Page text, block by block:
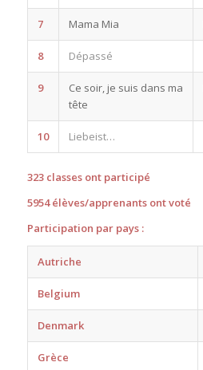
7 Mama Mia
8 Dépassé
9
Ce soir, je suis dans ma
tête
10 Liebeist…
323 classes ont participé
5954 élèves/apprenants ont voté
Participation par pays :
Autriche
Belgium
Denmark
Grèce